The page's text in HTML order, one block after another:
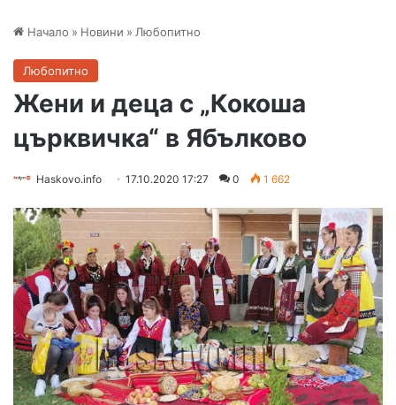
Начало » Новини » Любопитно
Любопитно
Жени и деца с „Кокоша
църквичка“ в Ябълково
Haskovo.info 17.10.2020 17:27 0 1 662